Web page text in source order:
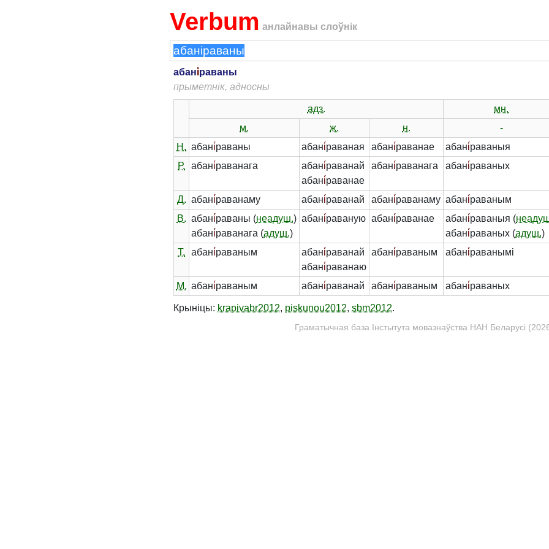
Verbum анлайнавы слоўнік
абані́раваны
прыметнік, адносны
адз.
мн.
м.
ж. н.
-
Н. абані́раваны абані́раваная абані́раванае абані́раваныя
Р.
абані́раванага абані́раванай
абані́раванае
абані́раванага абані́раваных
Д. абані́раванаму абані́раванай абані́раванаму абані́раваным
В. абані́раваны (неадуш.)
абані́раванага (адуш.)
абані́раваную абані́раванае абані́раваныя (
абані́раваных (адуш.)
Т.
абані́раваным абані́раванай
абані́раванаю
абані́раваным абані́раванымі
М. абані́раваным абані́раванай абані́раваным абані́раваных
Крыніцы: krapivabr2012, piskunou2012, sbm2012.
Граматычная база Інстытута мовазнаўства НАН Беларусі